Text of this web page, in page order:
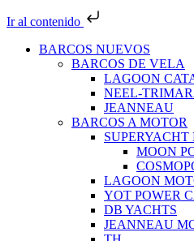
Ir al contenido
BARCOS NUEVOS
BARCOS DE VELA
LAGOON
NEEL-
JEANNEAU
BARCOS A MOTOR
MOON
LAGOON
YOT POWER
DB YACHTS
JEANNEAU